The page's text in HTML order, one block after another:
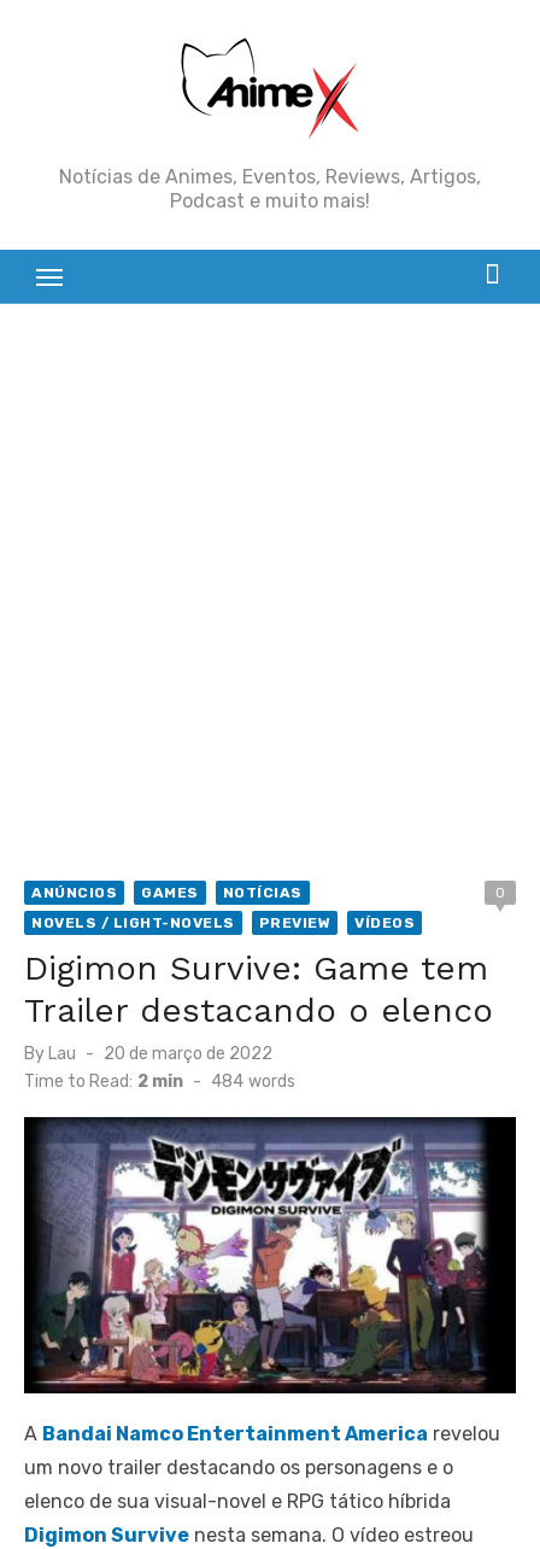
Notícias de Animes, Eventos, Reviews, Artigos,
Podcast e muito mais!
ANÚNCIOS GAMES
NOTÍCIAS
NOVELS / LIGHT-NOVELS
PREVIEW VÍDEOS
0
Digimon Survive: Game tem
Trailer destacando o elenco
By Lau
Posted
on
20 de março de 2022
Time to Read: 2 min - 484 words
A Bandai Namco Entertainment America revelou
um novo trailer destacando os personagens e o
elenco de sua visual-novel e RPG tático híbrida
Digimon Survive nesta semana. O vídeo estreou